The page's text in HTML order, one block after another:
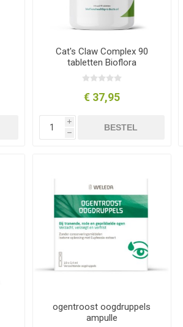
Cat's Claw Complex 90
tabletten Bioflora
€ 37,95
i
h
BESTEL
ogentroost oogdruppels
ampulle